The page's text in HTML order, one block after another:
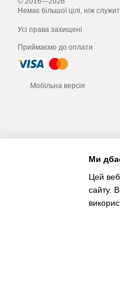
Немає більшої цілі, ніж
Усі права захищені
Приймаємо до оплати
Мобільна версія
Ми
Цей
сайту.